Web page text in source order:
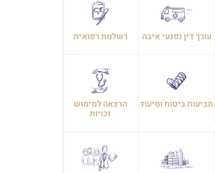
עורך דין נפגעי איבה רשלנות רפואית
תביעות ביטוח וסיעוד הרצאה למימוש
זכויות